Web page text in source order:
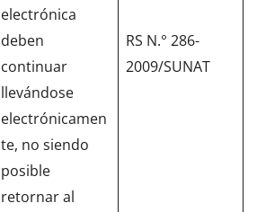
electrónica
deben
continuar
llevándose
electrónicamen
te, no siendo
posible
retornar al
RS N.° 286-
2009/SUNAT